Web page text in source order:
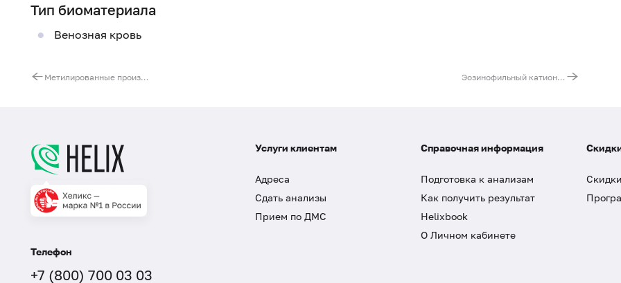
Тип биоматериала
Венозная кровь
Метилированные производные аргинина: монометиларгинин (MMA), асимметричный диметиларгинин (ADMA), симметричный диметиларгинин (SDMA) Эозинофильный катионный белок (ECP)
Телефон
+7 (800) 700 03 03
Услуги клиентам
Адреса
Сдать анализы
Прием по ДМС
Справочная информация
Подготовка к анализам
Как получить результат
Helixbook
О Личном кабинете